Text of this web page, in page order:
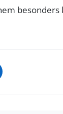
besonders